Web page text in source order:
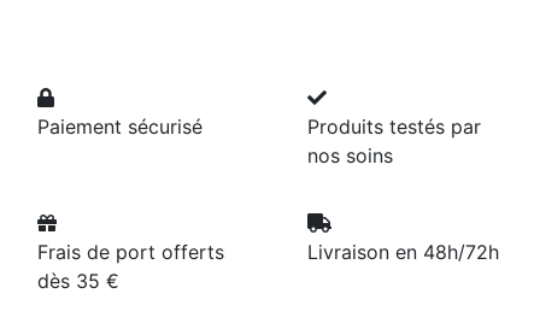
Paiement sécurisé
Produits testés par
nos soins
Frais de port offerts
dès 35 €
Livraison en 48h/72h